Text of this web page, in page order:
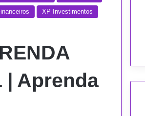
XP Investimentos
| Aprenda